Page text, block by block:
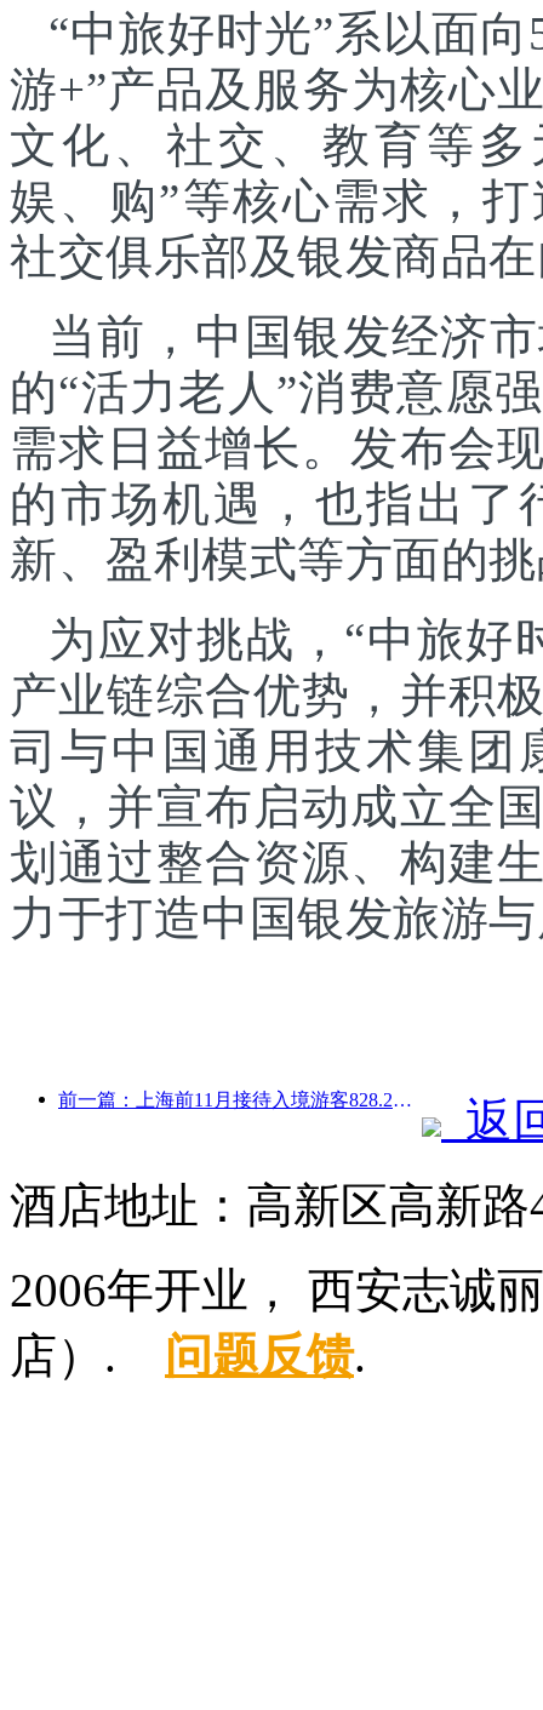
“中旅好时光”系以面
游+”产品及服务为核心
文化、社交、教育等
娱、购”等核心需求，
社交俱乐部及银发商品
当前，中国银发经济
的“活力老人”消费意愿
需求日益增长。发布会
的市场机遇，也指出了
新、盈利模式等方面的
为应对挑战，“中旅好
产业链综合优势，并积
司与中国通用技术集团
议，并宣布启动成立全
划通过整合资源、构建
力于打造中国银发旅游
前一篇：上海前11月接待入境游客828.2万人次，超越年初预期
返
酒店地址：高新区高新路
2006年开业， 西安志诚
店）. 问题反馈.